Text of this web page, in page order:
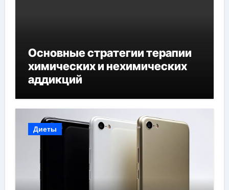
Основные стратегии терапии
химических и нехимических
аддикций
Диеты